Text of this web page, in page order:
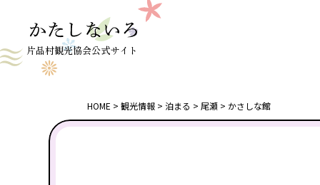
片品村観光協会公式サイト
HOME 観光情報 泊まる 尾瀬 かさしな館